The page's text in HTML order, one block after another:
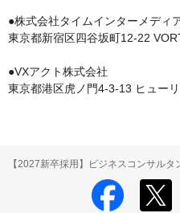
●株式会社タイムインターメディ
東京都新宿区四谷坂町12-22
●VXアクト株式会社
【2027新卒採用】ビジネスコンサルタ